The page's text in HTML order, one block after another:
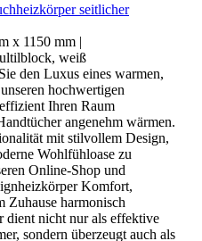
seitlicher
x 1150 mm |
weiß
den Luxus eines warmen,
hochwertigen
Ihren Raum
angenehm wärmen.
mit stilvollem Design,
Wohlfühloase zu
Online-Shop und
Komfort,
harmonisch
dient nicht nur als effektive
sondern überzeugt auch als